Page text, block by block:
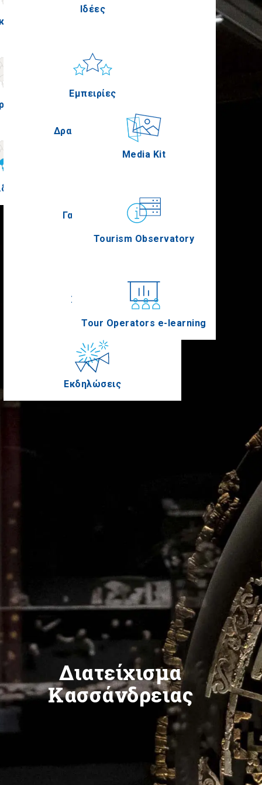
Δραστηριότητες
Γαστρονομία
Συνέδρια
Εκδηλώσεις
Media Kit
Tourism Observatory
Tour Operators e-learning
Ιδέες
Εμπειρίες
Διατείχισμα
Κασσάνδρειας